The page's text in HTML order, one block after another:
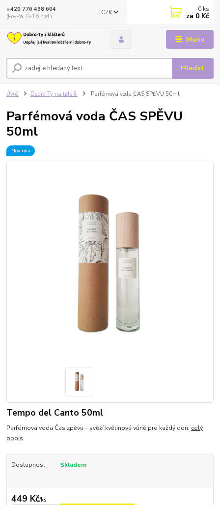
Menu
CZK
Hledat
+420 776 498 604
(Po-Pá, 8-16 hod.)
0 ks
za 0 Kč
Úvod Dobro-Ty na tělo🧴 Parfémová voda ČAS SPĚVU 50ml
Parfémová voda ČAS SPĚVU
50ml
Novinka
Tempo del Canto 50ml
Parfémová voda Čas zpěvu – svěží květinová vůně pro každý den. celý
popis
Dostupnost Skladem
449 Kč/ks